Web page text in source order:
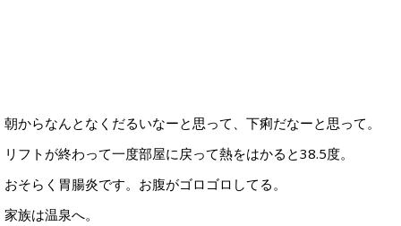
朝からなんとなくだるいなーと思って、下痢だなーと思って。
リフトが終わって一度部屋に戻って熱をはかると38.5度。
おそらく胃腸炎です。お腹がゴロゴロしてる。
家族は温泉へ。